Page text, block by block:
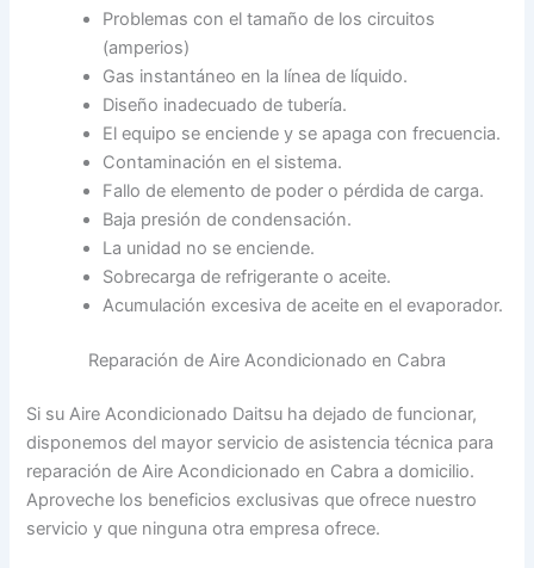
Problemas con el tamaño de los circuitos
(amperios)
Gas instantáneo en la línea de líquido.
Diseño inadecuado de tubería.
El equipo se enciende y se apaga con frecuencia.
Contaminación en el sistema.
Fallo de elemento de poder o pérdida de carga.
Baja presión de condensación.
La unidad no se enciende.
Sobrecarga de refrigerante o aceite.
Acumulación excesiva de aceite en el evaporador.
Reparación de Aire Acondicionado en Cabra
Si su Aire Acondicionado Daitsu ha dejado de funcionar,
disponemos del mayor servicio de asistencia técnica para
reparación de Aire Acondicionado en Cabra a domicilio.
Aproveche los beneficios exclusivas que ofrece nuestro
servicio y que ninguna otra empresa ofrece.